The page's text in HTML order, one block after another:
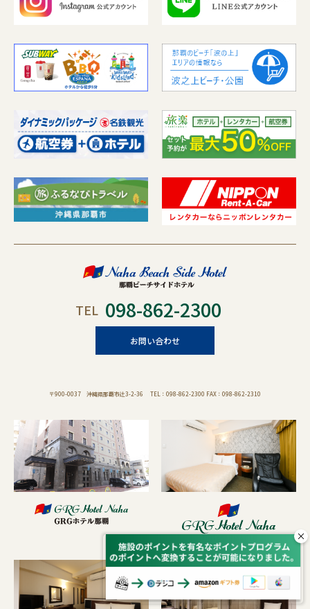
TEL 098-862-2300
お問い合わせ
〒900-0037 沖縄県那覇市辻3-2-36 TEL：098-862-2300 FAX：098-862-2310